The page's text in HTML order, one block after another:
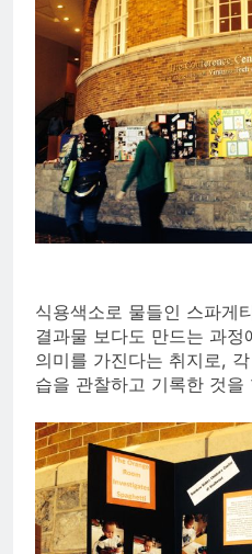
식용색소로 물들인 스파게
결과물 보다도 만드는 과
의미를 가진다는 취지로,
습을 관찰하고 기록한 것을